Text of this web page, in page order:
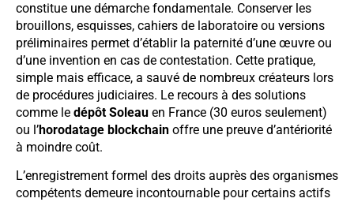
constitue une démarche fondamentale. Conserver les
brouillons, esquisses, cahiers de laboratoire ou versions
préliminaires permet d’établir la paternité d’une œuvre ou
d’une invention en cas de contestation. Cette pratique,
simple mais efficace, a sauvé de nombreux créateurs lors
de procédures judiciaires. Le recours à des solutions
comme le dépôt Soleau en France (30 euros seulement)
ou l’horodatage blockchain offre une preuve d’antériorité
à moindre coût.
L’enregistrement formel des droits auprès des organismes
compétents demeure incontournable pour certains actifs